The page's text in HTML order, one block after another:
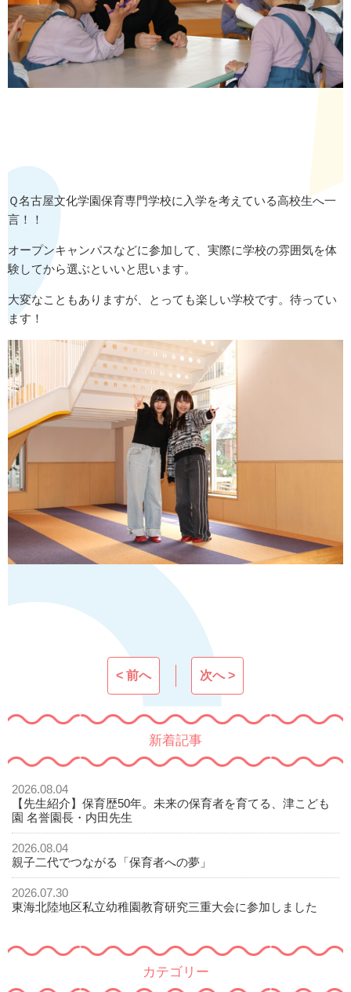
Ｑ名古屋文化学園保育専門学校に入学を考えている高校生へ一
言！！
オープンキャンパスなどに参加して、実際に学校の雰囲気を体
験してから選ぶといいと思います。
大変なこともありますが、とっても楽しい学校です。待ってい
ます！
< 前へ 次へ >
新着記事
2026.08.04
【先生紹介】保育歴50年。未来の保育者を育てる、津こども
園 名誉園長・内田先生
2026.08.04
親子二代でつながる「保育者への夢」
2026.07.30
東海北陸地区私立幼稚園教育研究三重大会に参加しました
カテゴリー